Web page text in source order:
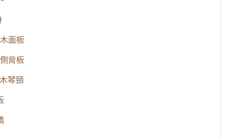
面板
背板
琴頸